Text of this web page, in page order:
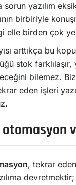
sorun yazılım
birbiriyle
elle birden çok
arttıkça bu
stok
bilemez.
eden işleri
, tekrar